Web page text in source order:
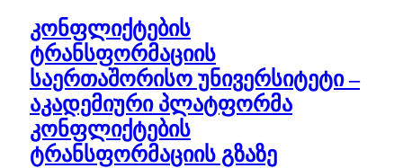
კონფლიქტების
ტრანსფორმაციის
საერთაშორისო უნივერსიტეტი –
აკადემიური პლატფორმა
კონფლიქტების
ტრანსფორმაციის გზაზე